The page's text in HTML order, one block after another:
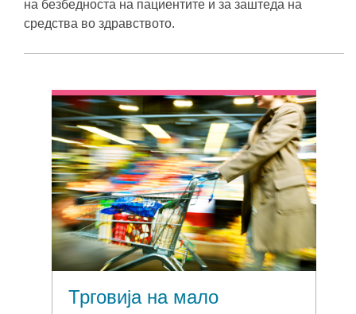
на безбедноста на пациентите и за заштеда на
средства во здравството.
Трговија на мало